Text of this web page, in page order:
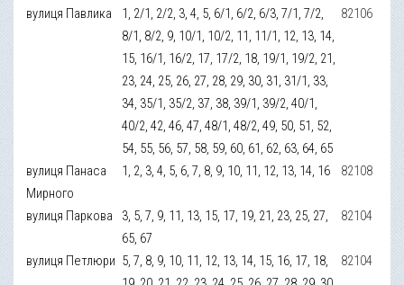
вулиця Павлика
1, 2/1, 2/2, 3, 4, 5, 6/1, 6/2, 6/3, 7/1, 7/2,
8/1, 8/2, 9, 10/1, 10/2, 11, 11/1, 12, 13, 14,
15, 16/1, 16/2, 17, 17/2, 18, 19/1, 19/2, 21,
23, 24, 25, 26, 27, 28, 29, 30, 31, 31/1, 33,
34, 35/1, 35/2, 37, 38, 39/1, 39/2, 40/1,
40/2, 42, 46, 47, 48/1, 48/2, 49, 50, 51, 52,
54, 55, 56, 57, 58, 59, 60, 61, 62, 63, 64, 65
82106
вулиця Панаса
Мирного
1, 2, 3, 4, 5, 6, 7, 8, 9, 10, 11, 12, 13, 14, 16 82108
вулиця Паркова
3, 5, 7, 9, 11, 13, 15, 17, 19, 21, 23, 25, 27,
65, 67
82104
вулиця Петлюри 5, 7, 8, 9, 10, 11, 12, 13, 14, 15, 16, 17, 18,
82104